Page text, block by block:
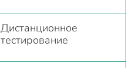
Дистанционное
тестирование